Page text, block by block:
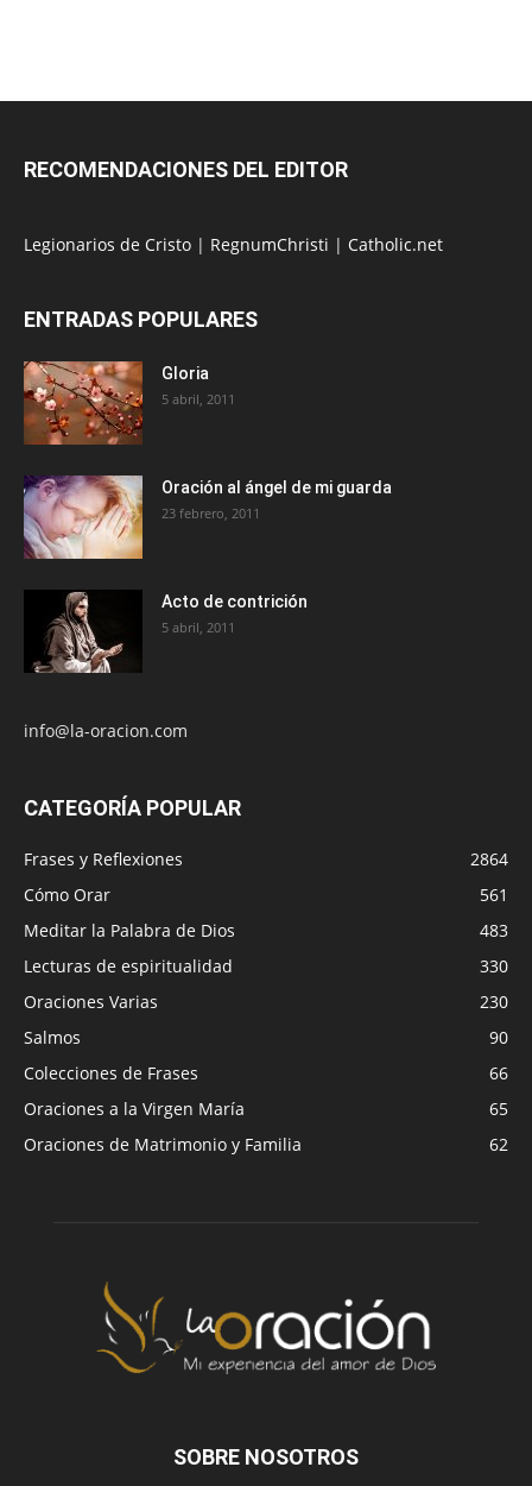
RECOMENDACIONES DEL EDITOR
Legionarios de Cristo | RegnumChristi | Catholic.net
ENTRADAS POPULARES
Gloria
5 abril, 2011
Oración al ángel de mi guarda
23 febrero, 2011
Acto de contrición
5 abril, 2011
info@la-oracion.com
CATEGORÍA POPULAR
Frases y Reflexiones
2864
Cómo Orar
561
Meditar la Palabra de Dios
483
Lecturas de espiritualidad
330
Oraciones Varias
230
Salmos
90
Colecciones de Frases
66
Oraciones a la Virgen María
65
Oraciones de Matrimonio y Familia
62
SOBRE NOSOTROS